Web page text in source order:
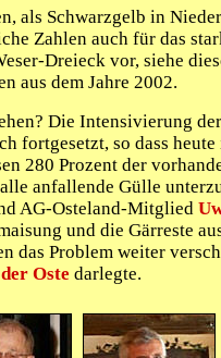
als Schwarzgelb in
Zahlen auch für das
Dreieck vor, siehe
aus dem Jahre 2002.
Die Intensivierung der
fortgesetzt, so dass heute
280 Prozent der
anfallende Gülle
AG-Osteland-Mitglied
und die Gärreste
das Problem weiter
Oste darlegte.